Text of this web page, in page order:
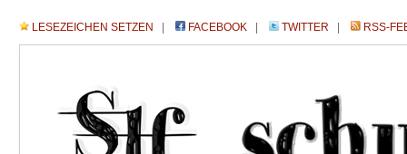
LESEZEICHEN SETZEN FACEBOOK TWITTER RSS-